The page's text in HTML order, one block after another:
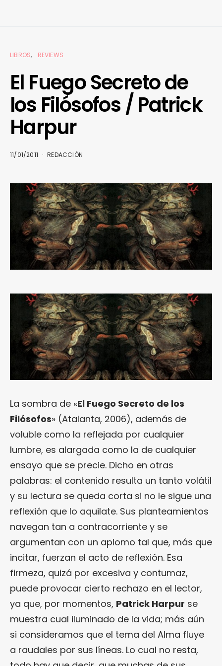
LIBROS REVIEWS
El Fuego Secreto de
los Filósofos / Patrick
Harpur
11/01/2011 REDACCIÓN
La sombra de «El Fuego Secreto de los
Filósofos» (Atalanta, 2006), además de
voluble como la reflejada por cualquier
lumbre, es alargada como la de cualquier
ensayo que se precie. Dicho en otras
palabras: el contenido resulta un tanto volátil
y su lectura se queda corta si no le sigue una
reflexión que lo aquilate. Sus planteamientos
navegan tan a contracorriente y se
argumentan con un aplomo tal que, más que
incitar, fuerzan el acto de reflexión. Esa
firmeza, quizá por excesiva y contumaz,
puede provocar cierto rechazo en el lector,
ya que, por momentos, Patrick Harpur se
muestra cual iluminado de la vida; más aún
si consideramos que el tema del Alma fluye
a raudales por sus líneas. Lo cual no resta,